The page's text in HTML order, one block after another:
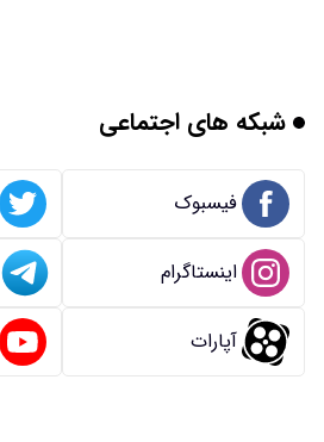
شبکه های اجتماعی
فیسبوک
اینستاگرام
آپارات